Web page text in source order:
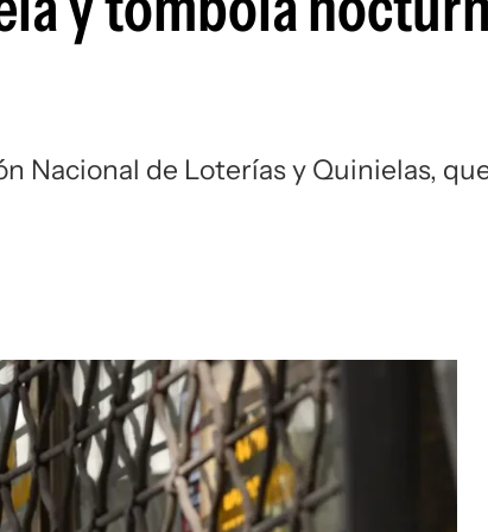
Nacional de Loterías y Quinielas,